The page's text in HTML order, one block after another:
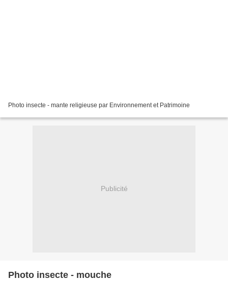
Photo insecte - mante religieuse par Environnement et Patrimoine
Publicité
Photo insecte - mouche